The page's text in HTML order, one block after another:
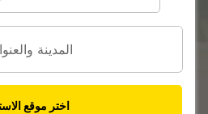
اختر موقع